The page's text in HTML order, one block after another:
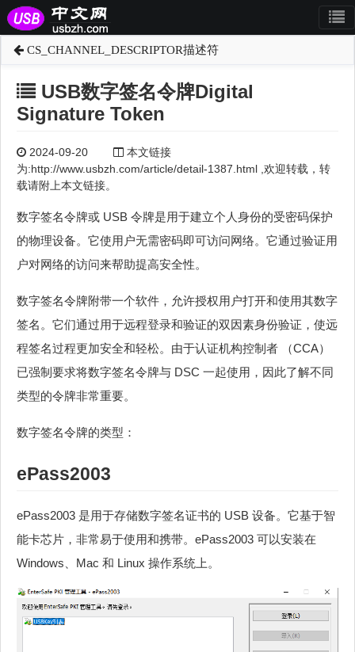
CS_CHANNEL_DESCRIPTOR描述符
USB数字签名令牌Digital
Signature Token
2024-09-20
本文链接
为:http://www.usbzh.com/article/detail-1387.html ,欢迎转载，转
载请附上本文链接。
数字签名令牌或 USB 令牌是用于建立个人身份的受密码保护
的物理设备。它使用户无需密码即可访问网络。它通过验证用
户对网络的访问来帮助提高安全性。
数字签名令牌附带一个软件，允许授权用户打开和使用其数字
签名。它们通过用于远程登录和验证的双因素身份验证，使远
程签名过程更加安全和轻松。由于认证机构控制者 （CCA）
已强制要求将数字签名令牌与 DSC 一起使用，因此了解不同
类型的令牌非常重要。
数字签名令牌的类型：
ePass2003
ePass2003 是用于存储数字签名证书的 USB 设备。它基于智
能卡芯片，非常易于使用和携带。ePass2003 可以安装在
Windows、Mac 和 Linux 操作系统上。